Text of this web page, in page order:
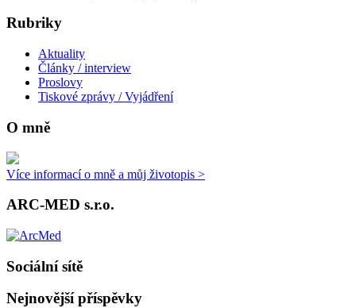
Rubriky
Aktuality
Články / interview
Proslovy
Tiskové zprávy / Vyjádření
O mně
Více informací o mně a můj životopis >
ARC-MED s.r.o.
Sociální sítě
Nejnovější příspěvky